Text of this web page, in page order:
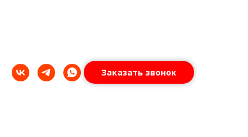
Заказать звонок